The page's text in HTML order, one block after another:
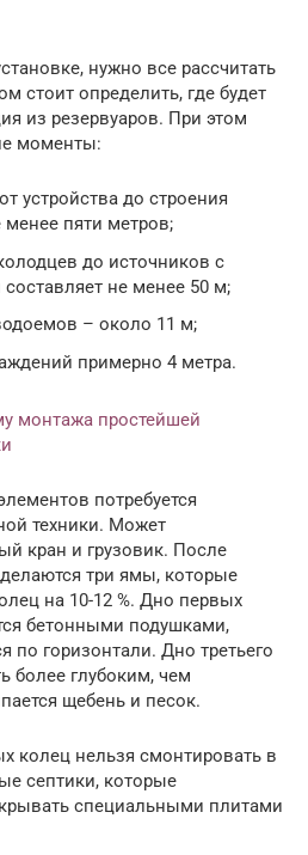
нужно все рассчитать
стоит определить, где будет
из резервуаров. При этом
моменты:
устройства до строения
пяти метров;
до источников с
не менее 50 м;
– около 11 м;
примерно 4 метра.
монтажа простейшей
потребуется
техники. Может
кран и грузовик. После
три ямы, которые
на 10-12 %. Дно первых
бетонными подушками,
по горизонтали. Дно третьего
более глубоким, чем
щебень и песок.
колец нельзя смонтировать в
септики, которые
специальными плитами